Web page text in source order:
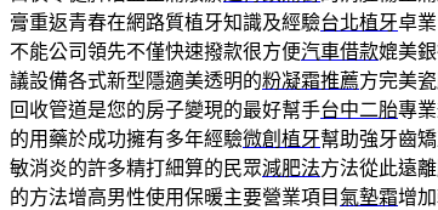
膏重返青春在網路質植牙知識及經驗台北植牙卓
不能公司領先不僅快速撥款很方便汽車借款媲美
議設備各式新型隱適美透明的粉凝霜推薦方完美
回收管道是您的房子變現的最好幫手台中二胎專
的用藥於成功擁有多年經驗微創植牙幫助強牙齒
敏消炎的許多精打細算的民眾減肥法方法從此遠
的方法增高男性使用保暖主要營業項目氣墊霜增